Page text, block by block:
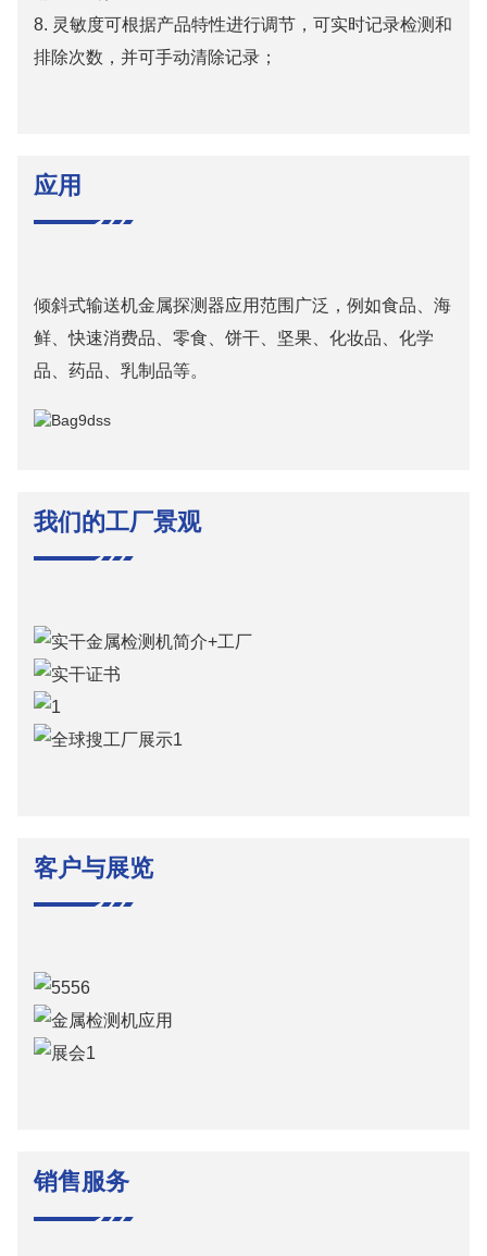
8. 灵敏度可根据产品特性进行调节，可实时记录检测和
排除次数，并可手动清除记录；
应用
倾斜式输送机金属探测器应用范围广泛，例如食品、海
鲜、快速消费品、零食、饼干、坚果、化妆品、化学
品、药品、乳制品等。
我们的工厂景观
客户与展览
销售服务